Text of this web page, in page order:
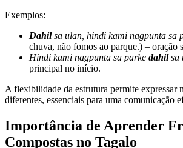
Exemplos:
Dahilsa ulan, hindi kami nagpunta sa
chuva, não fomos ao parque.) – oração
Hindi kami nagpunta sa parke dahilsa
principal no início.
A flexibilidade da estrutura permite expressar
diferentes, essenciais para uma comunicação
Importância de Aprender
Compostas no Tagalo